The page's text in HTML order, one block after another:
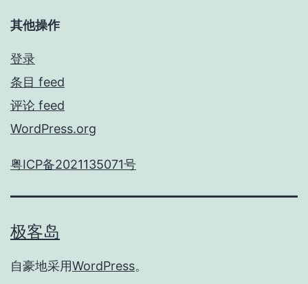
其他操作
登录
条目 feed
评论 feed
WordPress.org
粤ICP备2021135071号
极客岛
自豪地采用WordPress。